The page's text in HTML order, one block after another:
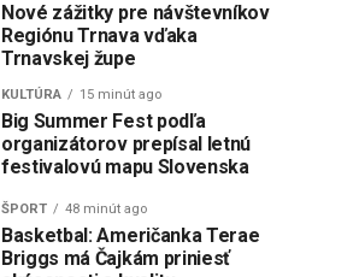
Nové zážitky pre návštevníkov
Regiónu Trnava vďaka
Trnavskej župe
KULTÚRA 15 minút ago
Big Summer Fest podľa
organizátorov prepísal letnú
festivalovú mapu Slovenska
ŠPORT 48 minút ago
Basketbal: Američanka Terae
Briggs má Čajkám priniesť